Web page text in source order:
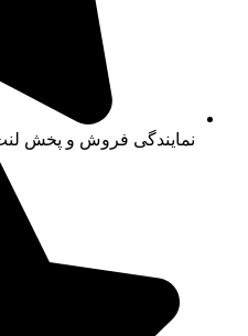
نمایندگی فروش و پخش